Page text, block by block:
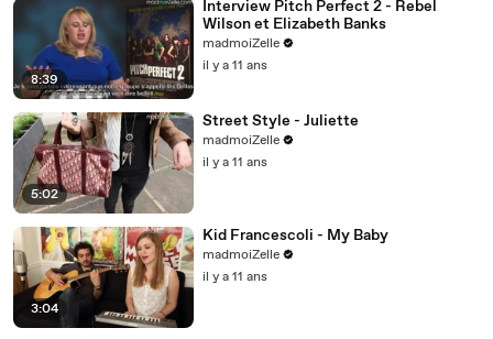
8:39
Interview Pitch Perfect 2 - Rebel
Wilson et Elizabeth Banks
madmoiZelle
il y a 11 ans
5:02
Street Style - Juliette
madmoiZelle
il y a 11 ans
3:04
Kid Francescoli - My Baby
madmoiZelle
il y a 11 ans